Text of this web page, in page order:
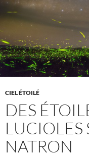
CIEL ÉTOILÉ
DES
LUCIOLES
NATRON